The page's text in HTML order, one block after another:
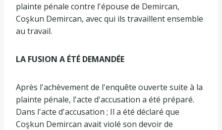
plainte pénale contre l'épouse de Demircan,
Coşkun Demircan, avec qui ils travaillent ensemble
au travail.
LA FUSION A ÉTÉ DEMANDÉE
Après l'achèvement de l'enquête ouverte suite à la
plainte pénale, l'acte d'accusation a été préparé.
Dans l'acte d'accusation ; Il a été déclaré que
Coşkun Demircan avait violé son devoir de